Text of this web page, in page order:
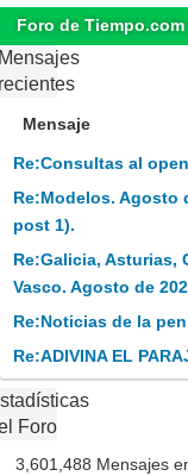
Foro de
Mensaje
Re:Consultas al
Re:Modelos. Agosto
post 1).
Re:Galicia, Asturias,
Vasco. Agosto de
Re:Noticias de la
Re:ADIVINA EL
Foro
3,601,488 Mensajes